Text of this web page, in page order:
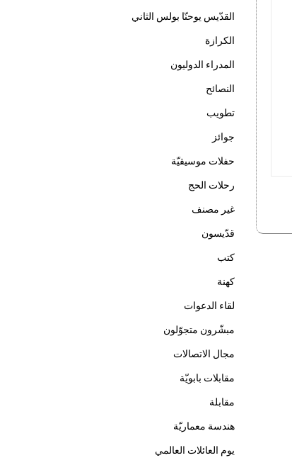
القدّيس يوحنّا بولس الثاني
الكرازة
المدراء الدوليون
النصائح
تطويب
جوائز
حفلات موسيقيّة
رحلات الحج
غير مصنف
قدّيسون
كتب
كهنة
لقاء الدعوات
مبشّرون متجوّلون
مجال الاتصالات
مقابلات بابويّة
مقابلة
هندسة معماريّة
يوم العائلات العالمي